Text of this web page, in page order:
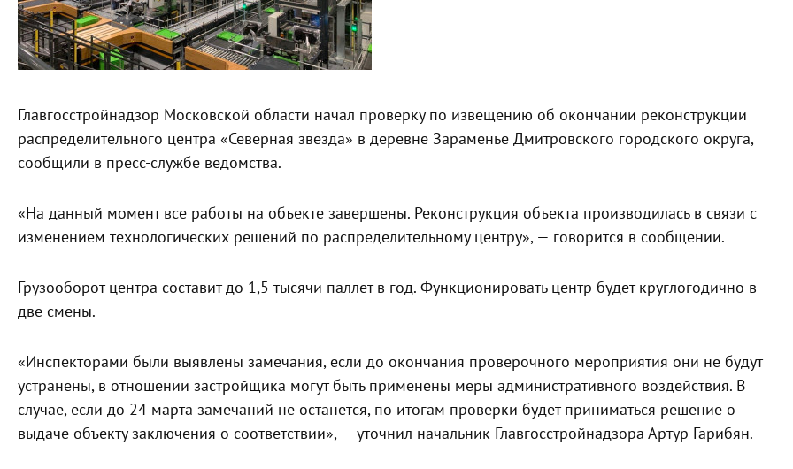
Главгосстройнадзор Московской области начал проверку по извещению об окончании реконструкции
распределительного центра «Северная звезда» в деревне Зараменье Дмитровского городского округа,
сообщили в пресс-службе ведомства.
«На данный момент все работы на объекте завершены. Реконструкция объекта производилась в связи с
изменением технологических решений по распределительному центру», — говорится в сообщении.
Грузооборот центра составит до 1,5 тысячи паллет в год. Функционировать центр будет круглогодично в
две смены.
«Инспекторами были выявлены замечания, если до окончания проверочного мероприятия они не будут
устранены, в отношении застройщика могут быть применены меры административного воздействия. В
случае, если до 24 марта замечаний не останется, по итогам проверки будет приниматься решение о
выдаче объекту заключения о соответствии», — уточнил начальник Главгосстройнадзора Артур Гарибян.